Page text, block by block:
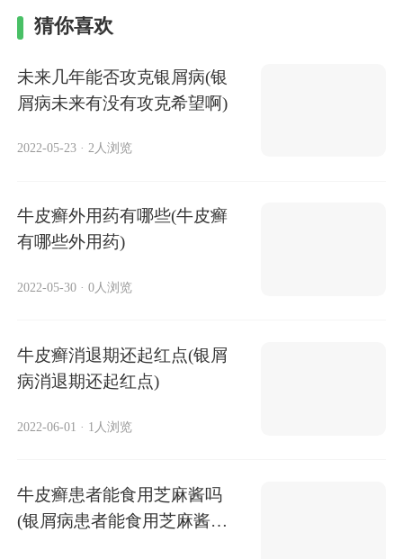
猜你喜欢
未来几年能否攻克银屑病(银
屑病未来有没有攻克希望啊)
2022-05-23 · 2人浏览
牛皮癣外用药有哪些(牛皮癣
有哪些外用药)
2022-05-30 · 0人浏览
牛皮癣消退期还起红点(银屑
病消退期还起红点)
2022-06-01 · 1人浏览
牛皮癣患者能食用芝麻酱吗
(银屑病患者能食用芝麻酱